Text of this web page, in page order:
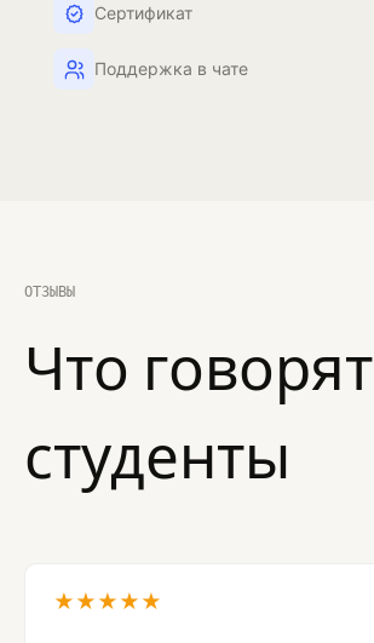
Сертификат
Поддержка в чате
ОТЗЫВЫ
Что говорят
студенты
★★★★★